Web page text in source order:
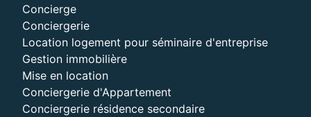
Concierge
Conciergerie
Location logement pour séminaire d'entreprise
Gestion immobilière
Mise en location
Conciergerie d'Appartement
Conciergerie résidence secondaire